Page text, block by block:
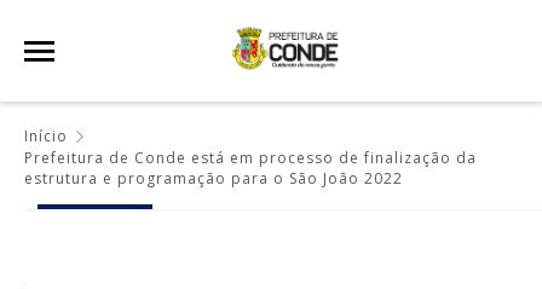
Início
Prefeitura de Conde está em processo de finalização da
estrutura e programação para o São João 2022